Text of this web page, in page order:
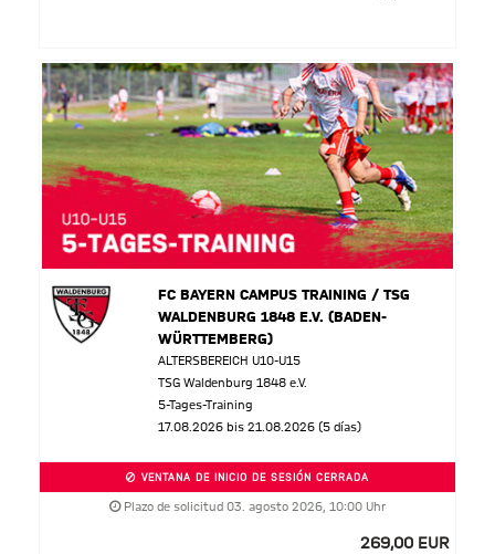
FC BAYERN CAMPUS TRAINING / TSG
WALDENBURG 1848 E.V. (BADEN-
WÜRTTEMBERG)
ALTERSBEREICH U10-U15
TSG Waldenburg 1848 e.V.
5-Tages-Training
17.08.2026 bis 21.08.2026 (5 días)
VENTANA DE INICIO DE SESIÓN CERRADA
Plazo de solicitud 03. agosto 2026, 10:00 Uhr
269,00 EUR